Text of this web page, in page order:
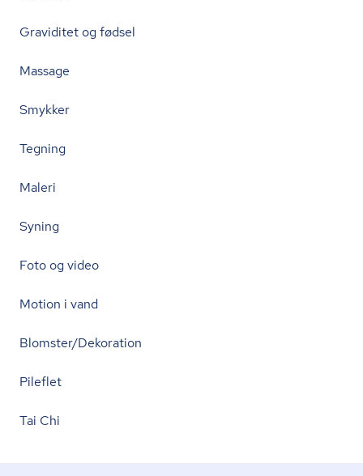
Graviditet og fødsel
Massage
Smykker
Tegning
Maleri
Syning
Foto og video
Motion i vand
Blomster/Dekoration
Pileflet
Tai Chi